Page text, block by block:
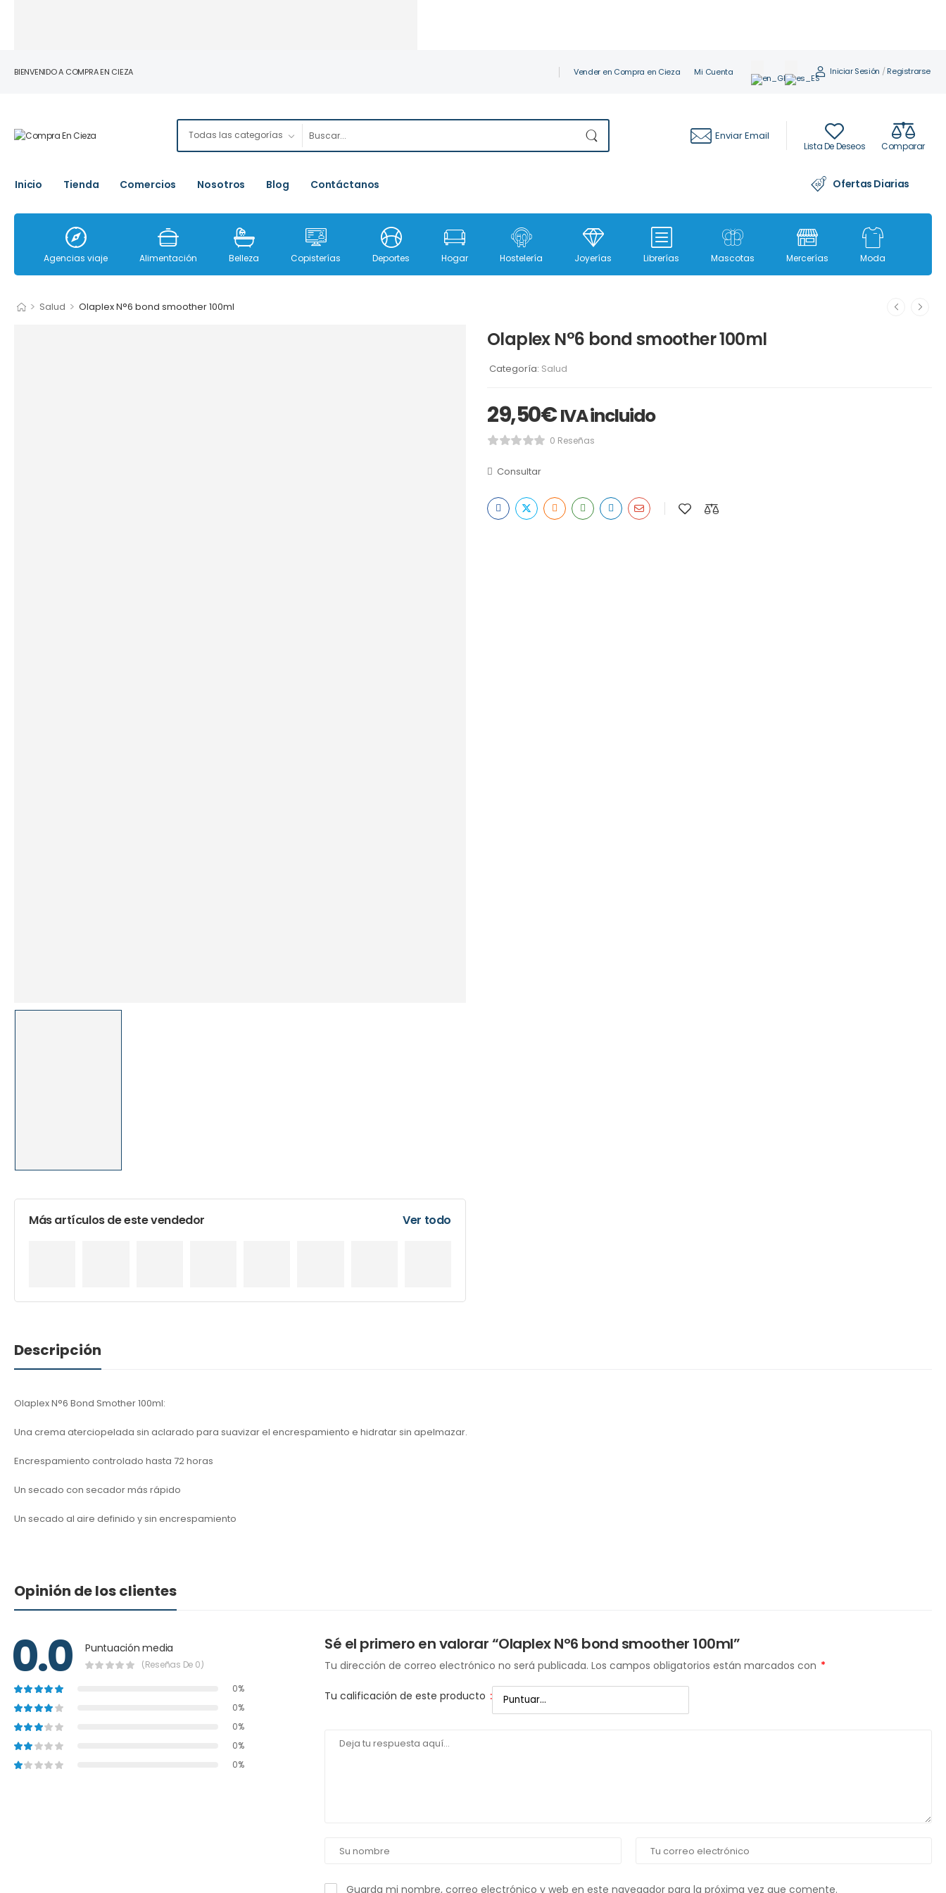
BIENVENIDO A COMPRA EN CIEZA Vender en Compra en Cieza Mi Cuenta Iniciar Sesión / Registrarse
Enviar Email
Lista De Deseos Comparar
Inicio Tienda Comercios Nosotros Blog Contáctanos Ofertas Diarias
Agencias viaje Alimentación Belleza Copisterías Deportes Hogar Hostelería Joyerías Librerías Mascotas Mercerías Moda
> Salud > Olaplex N°6 bond smoother 100ml
Más artículos de este vendedor Ver todo
Olaplex N°6 bond smoother 100ml
Categoría: Salud
29,50€ IVA incluido
0 Reseñas
Consultar
Descripción
Olaplex N°6 Bond Smother 100ml:
Una crema aterciopelada sin aclarado para suavizar el encrespamiento e hidratar sin apelmazar.
Encrespamiento controlado hasta 72 horas
Un secado con secador más rápido
Un secado al aire definido y sin encrespamiento
Opinión de los clientes
0.0 Puntuación media
(Reseñas De 0)
0%
0%
0%
0%
0%
Sé el primero en valorar “Olaplex N°6 bond smoother 100ml”
Tu dirección de correo electrónico no será publicada. Los campos obligatorios están marcados con *
Tu calificación de este producto :
Guarda mi nombre, correo electrónico y web en este navegador para la próxima vez que comente.